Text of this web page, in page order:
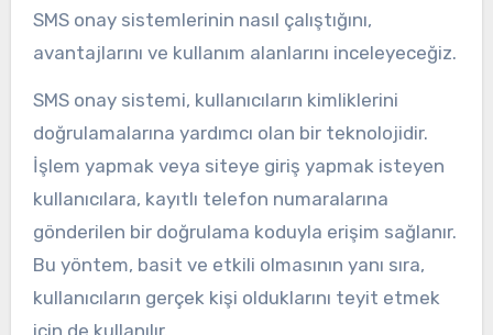
SMS onay sistemlerinin nasıl çalıştığını,
avantajlarını ve kullanım alanlarını inceleyeceğiz.
SMS onay sistemi, kullanıcıların kimliklerini
doğrulamalarına yardımcı olan bir teknolojidir.
İşlem yapmak veya siteye giriş yapmak isteyen
kullanıcılara, kayıtlı telefon numaralarına
gönderilen bir doğrulama koduyla erişim sağlanır.
Bu yöntem, basit ve etkili olmasının yanı sıra,
kullanıcıların gerçek kişi olduklarını teyit etmek
için de kullanılır.